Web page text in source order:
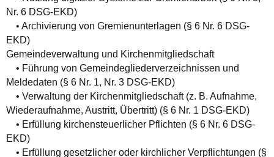
Nr. 6 DSG-EKD)
• Archivierung von Gremienunterlagen (§ 6 Nr. 6 DSG-
EKD)
Gemeindeverwaltung und Kirchenmitgliedschaft
• Führung von Gemeindegliederverzeichnissen und
Meldedaten (§ 6 Nr. 1, Nr. 3 DSG-EKD)
• Verwaltung der Kirchenmitgliedschaft (z. B. Aufnahme,
Wiederaufnahme, Austritt, Übertritt) (§ 6 Nr. 1 DSG-EKD)
• Erfüllung kirchensteuerlicher Pflichten (§ 6 Nr. 6 DSG-
EKD)
• Erfüllung gesetzlicher oder kirchlicher Verpflichtungen (§